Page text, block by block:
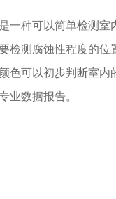
一种可以简单检测
检测腐蚀性程度的
色可以初步判断室
业数据报告。